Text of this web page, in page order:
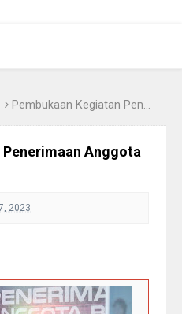
Pembukaan Kegiatan Penerimaan Anggota Baru Tahun 2023
Anggota
2023